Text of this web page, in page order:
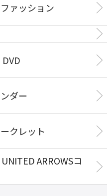
ァッション
ダー
クレット
ARROWSコ